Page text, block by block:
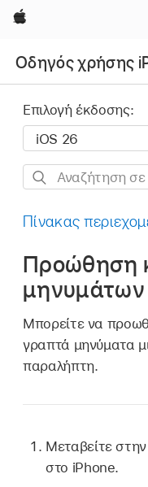
Apple
Οδηγός χρήσης
Επιλογή έκδοσης:
Αναζήτηση
αυτόν
οδηγό
Πίνακας
Προώθηση
μηνυμάτων
Μπορείτε να
γραπτά μηνύματα
παραλήπτη.
Μεταβείτε
στο iPhone.